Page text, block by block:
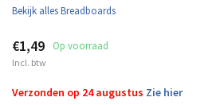
Bekijk alles Breadboards
€1,49 Op voorraad
Incl. btw
Verzonden op 24 augustus Zie hier